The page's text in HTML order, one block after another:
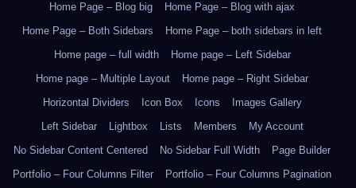
Home Page – Blog big
Home Page – Blog with ajax
Home Page – Both Sidebars
Home Page – both sidebars in left
Home page – full width
Home page – Left Sidebar
Home page – Multiple Layout
Home page – Right Sidebar
Horizontal Dividers
Icon Box Icons
Images Gallery
Left Sidebar
Lightbox Lists Members
My Account
No Sidebar Content Centered
No Sidebar Full Width
Page Builder
Portfolio – Four Columns Filter
Portfolio – Four Columns Pagination